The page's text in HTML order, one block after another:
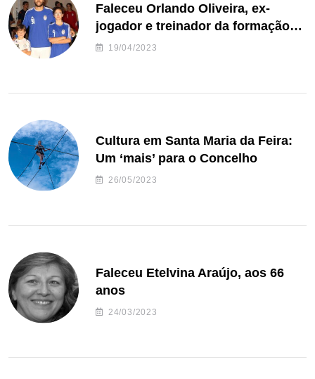
Faleceu Orlando Oliveira, ex-
jogador e treinador da formação
de andebol do Feirense
19/04/2023
Cultura em Santa Maria da Feira:
Um ‘mais’ para o Concelho
26/05/2023
Faleceu Etelvina Araújo, aos 66
anos
24/03/2023